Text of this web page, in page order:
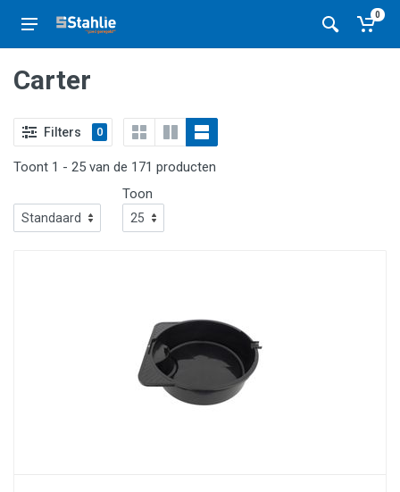
0
Carter
Filters 0
Toont 1 - 25 van de 171 producten
Toon